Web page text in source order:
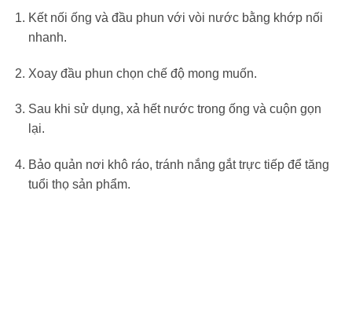
Kết nối ống và đầu phun với vòi nước bằng khớp nối
nhanh.
Xoay đầu phun chọn chế độ mong muốn.
Sau khi sử dụng, xả hết nước trong ống và cuộn gọn
lại.
Bảo quản nơi khô ráo, tránh nắng gắt trực tiếp để tăng
tuổi thọ sản phẩm.